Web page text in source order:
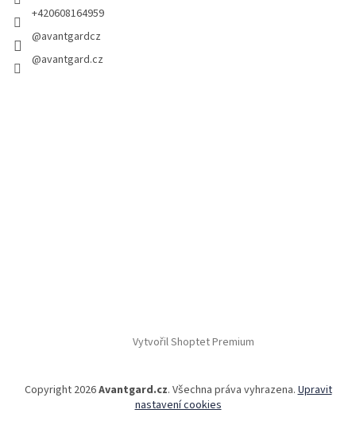
+420608164959
@avantgardcz
@avantgard.cz
Vytvořil Shoptet Premium
Copyright 2026Avantgard.cz. Všechna práva vyhrazena.Upravit
nastavení cookies